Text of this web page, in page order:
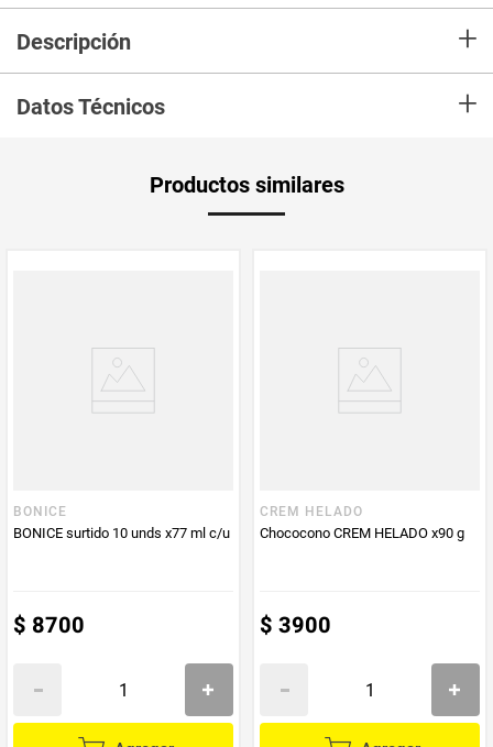
Descripción +
Datos Técnicos +
Producto (kg)
Productos similares
BONICE
BONICE surtido 10 unds x77 ml c/u
$ 8700
CREM HELADO
Chococono CREM HELADO x90 g
$ 3900